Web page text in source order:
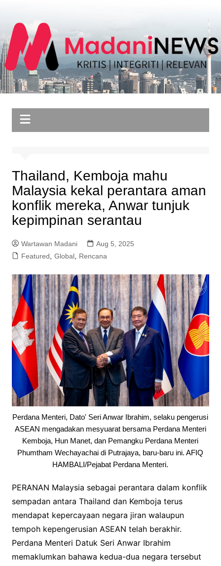
content
Thailand, Kemboja mahu
Malaysia kekal perantara aman
konflik mereka, Anwar tunjuk
kepimpinan serantau
Wartawan Madani
Aug 5, 2025
Featured, Global, Rencana
Perdana Menteri, Dato' Seri Anwar Ibrahim, selaku pengerusi
ASEAN mengadakan mesyuarat bersama Perdana Menteri
Kemboja, Hun Manet, dan Pemangku Perdana Menteri
Phumtham Wechayachai di Putrajaya, baru-baru ini. AFIQ
HAMBALI/Pejabat Perdana Menteri.
PERANAN Malaysia sebagai perantara dalam konflik
sempadan antara Thailand dan Kemboja terus
mendapat kepercayaan negara jiran walaupun
tempoh kepengerusian ASEAN telah berakhir.
Perdana Menteri Datuk Seri Anwar Ibrahim
memaklumkan bahawa kedua-dua negara tersebut